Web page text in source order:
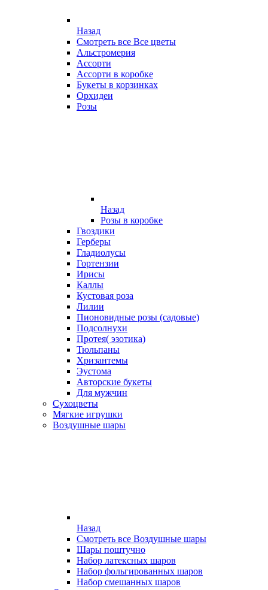
Назад
Смотреть все Все цветы
Альстромерия
Ассорти
Ассорти в коробке
Букеты в корзинках
Орхидеи
Розы
Назад
Розы в коробке
Гвоздики
Герберы
Гладиолусы
Гортензии
Ирисы
Каллы
Кустовая роза
Лилии
Пионовидные розы (садовые)
Подсолнухи
Протея( эзотика)
Тюльпаны
Хризантемы
Эустома
Авторские букеты
Для мужчин
Сухоцветы
Мягкие игрушки
Воздушные шары
Назад
Смотреть все Воздушные шары
Шары поштучно
Набор латексных шаров
Набор фольгированных шаров
Набор смешанных шаров